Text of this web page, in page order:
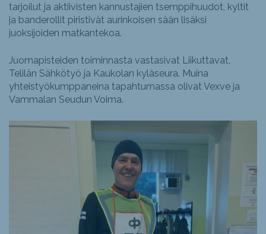
tarjoilut ja aktiivisten kannustajien tsemppihuudot, kyltit
ja banderollit piristivät aurinkoisen sään lisäksi
juoksijoiden matkantekoa.
Juomapisteiden toiminnasta vastasivat Liikuttavat,
Telilän Sähkötyö ja Kaukolan kyläseura. Muina
yhteistyökumppaneina tapahtumassa olivat Vexve ja
Vammalan Seudun Voima.